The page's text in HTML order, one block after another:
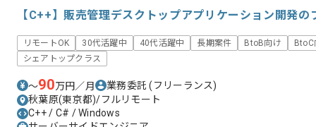
【C++】販売管理デスクトップアプリケーション開発
リモートOK 30代活躍中 40代活躍中 長期案件 BtoB向け
BtoC
シェアトップクラス
〜90万円／月 業務委託(フリーランス)
秋葉原(東京都)/フルリモート
C++ / C# / Windows